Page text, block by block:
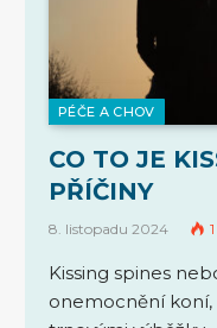
PÉČE A CHOV
CO TO JE
PŘÍČINY
8. listopadu 2024
Kissing spines
onemocnění